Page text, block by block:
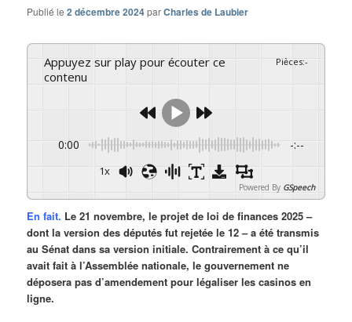
Publié le2 décembre 2024parCharles de Laubier
Appuyez sur play pour écouter ce
contenu
Pièces:-
0:00 -:--
1x
Powered By GSpeech
En fait. Le 21 novembre, le projet de loi de finances 2025 –
dont la version des députés fut rejetée le 12 – a été transmis
au Sénat dans sa version initiale. Contrairement à ce qu’il
avait fait à l’Assemblée nationale, le gouvernement ne
déposera pas d’amendement pour légaliser les casinos en
ligne.